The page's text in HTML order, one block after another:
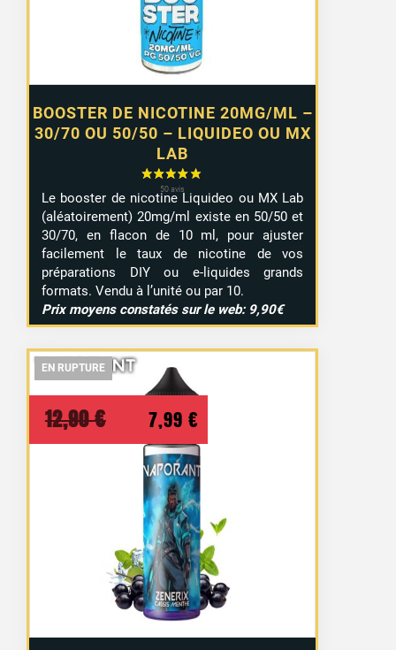
BOOSTER DE NICOTINE 20MG/ML –
30/70 OU 50/50 – LIQUIDEO OU MX
LAB
7,99 €
Le booster de nicotine Liquideo ou MX Lab
(aléatoirement) 20mg/ml existe en 50/50 et
30/70, en flacon de 10 ml, pour ajuster
facilement le taux de nicotine de vos
préparations DIY ou e-liquides grands
formats. Vendu à l’unité ou par 10.
Prix moyens constatés sur le web: 9,90€
EN RUPTURE
EN RUPTURE
12,90€
Le
prix
initial
était :
12,90 €.
7,99 €
prix
est :
7,99 €.
EN RUPTURE